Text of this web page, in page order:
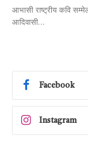
आभासी राष्ट्रीय कवि
आदिवासी…
Facebook
Instagram